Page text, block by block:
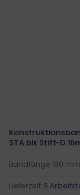
STA blk Stift-
Bandlänge 180
Lieferzeit: 8